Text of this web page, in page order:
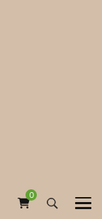
0